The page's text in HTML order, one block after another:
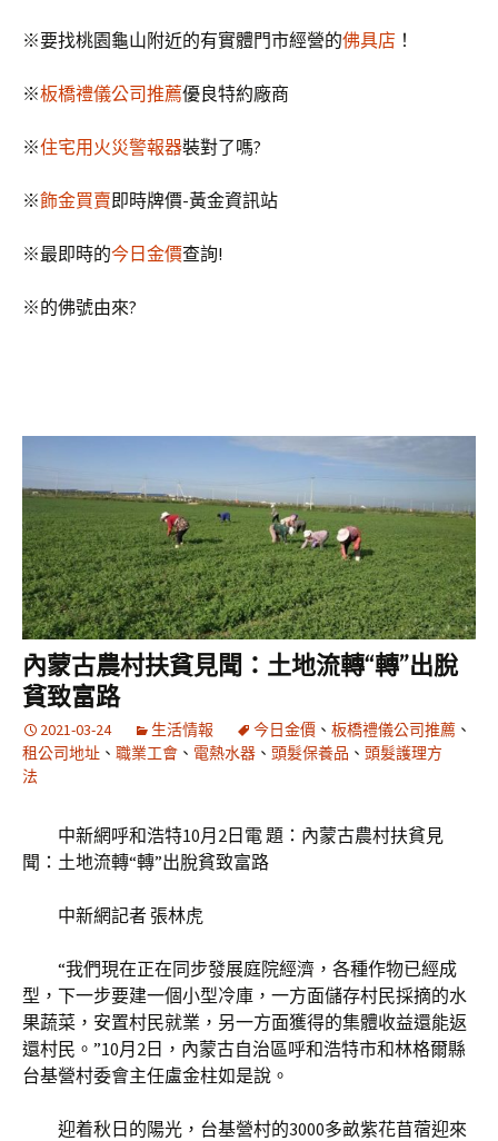
※要找桃園龜山附近的有實體門市經營的佛具店 ！
※板橋禮儀公司推薦優良特約廠商
※住宅用火災警報器裝對了嗎?
※飾金買賣即時牌價-黃金資訊站
※最即時的今日金價查詢!
※的佛號由來?
內蒙古農村扶貧見聞：土地流轉“轉”出脫
貧致富路
2021-03-24 生活情報 今日金價 、 板橋禮儀公司推薦 、
租公司地址 、 職業工會 、 電熱水器 、 頭髮保養品 、 頭髮護理方
法
中新網呼和浩特10月2日電 題：內蒙古農村扶貧見
聞：土地流轉“轉”出脫貧致富路
中新網記者 張林虎
“我們現在正在同步發展庭院經濟，各種作物已經成
型，下一步要建一個小型冷庫，一方面儲存村民採摘的水
果蔬菜，安置村民就業，另一方面獲得的集體收益還能返
還村民。”10月2日，內蒙古自治區呼和浩特市和林格爾縣
台基營村委會主任盧金柱如是說。
迎着秋日的陽光，台基營村的3000多畝紫花苜蓿迎來